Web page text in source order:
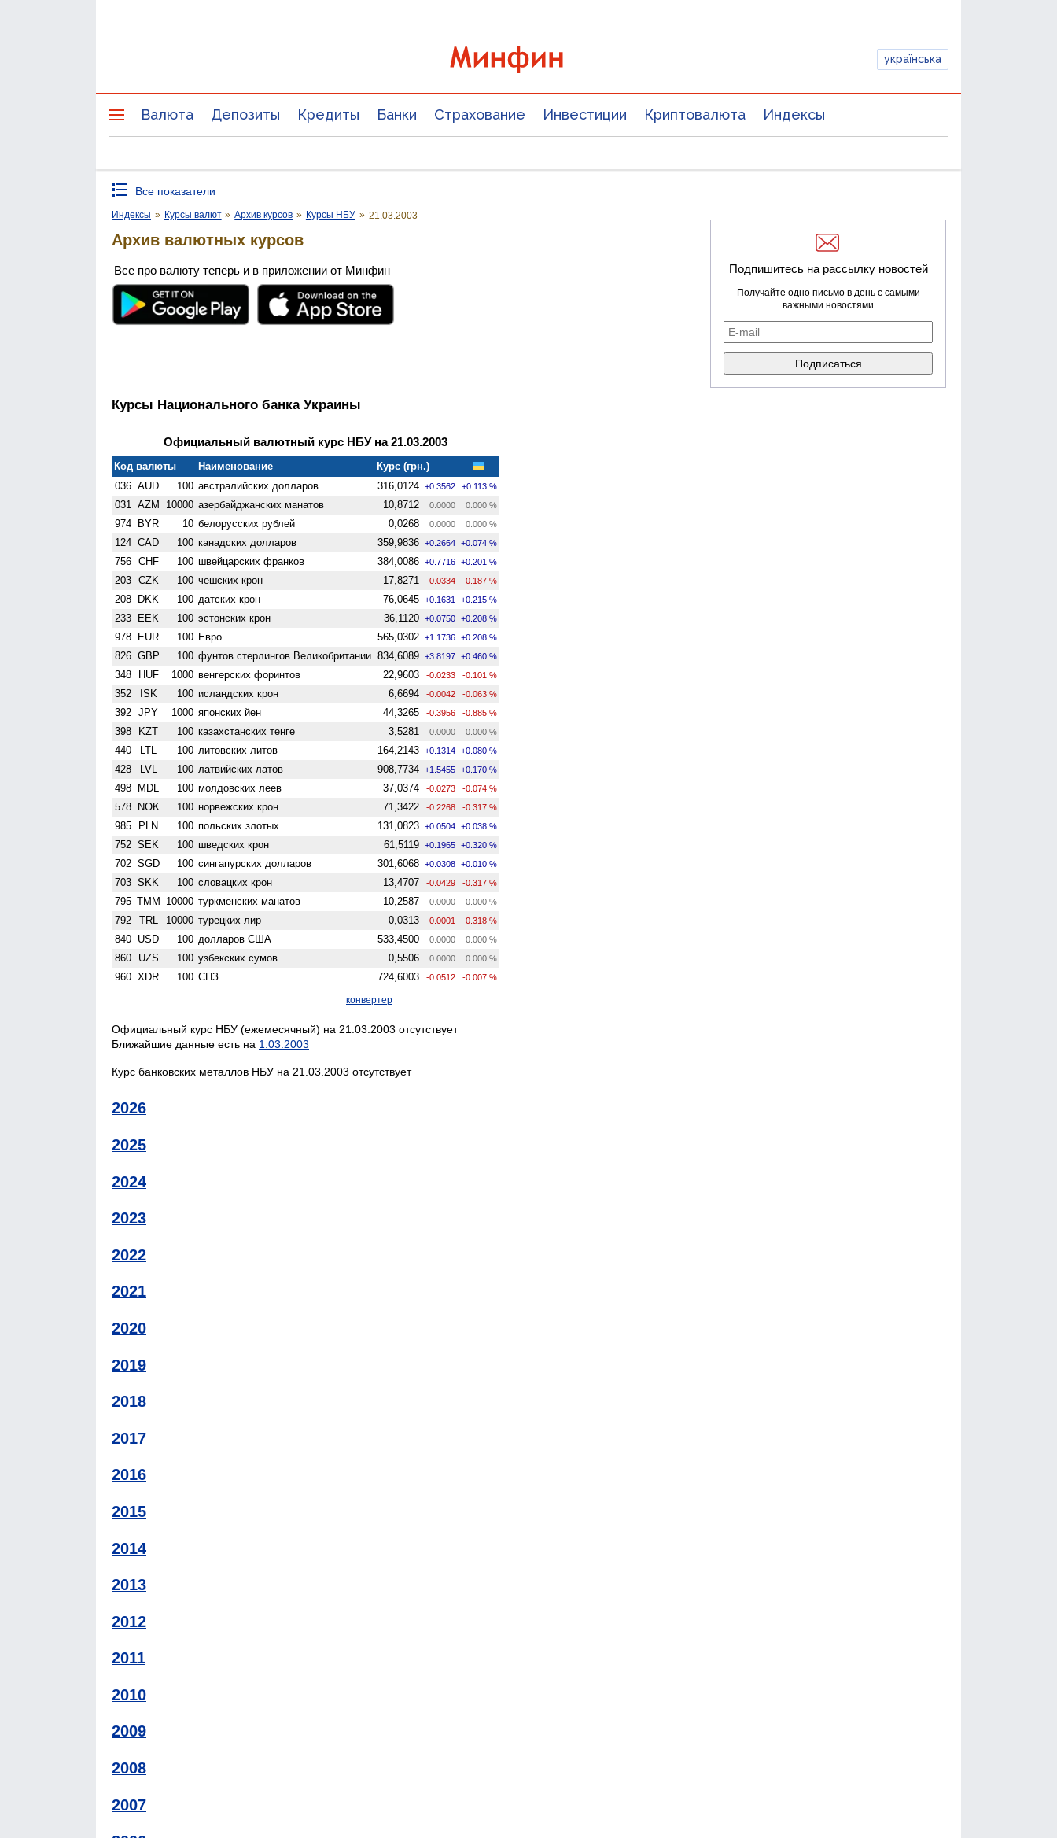
українська
Валюта Депозиты Кредиты Банки Страхование Инвестиции Криптовалюта Индексы
Все показатели
Индексы » Курсы валют » Архив курсов » Курсы НБУ » 21.03.2003
Архив валютных курсов
Все про валюту теперь и в приложении от Минфин
Курсы Национального банка Украины
Официальный валютный курс НБУ на 21.03.2003
Код валюты Наименование
Курс (грн.)
036 AUD 100 австралийских долларов 316,0124 +0.3562 +0.113 %
031 AZM 10000 азербайджанских манатов 10,8712 0.0000 0.000 %
974 BYR 10 белорусских рублей 0,0268 0.0000 0.000 %
124 CAD 100 канадских долларов 359,9836 +0.2664 +0.074 %
756 CHF 100 швейцарских франков 384,0086 +0.7716 +0.201 %
203 CZK 100 чешских крон 17,8271 -0.0334 -0.187 %
208 DKK 100 датских крон 76,0645 +0.1631 +0.215 %
233 EEK 100 эстонских крон 36,1120 +0.0750 +0.208 %
978 EUR 100 Евро 565,0302 +1.1736 +0.208 %
826 GBP 100 фунтов стерлингов Велико­британии 834,6089 +3.8197 +0.460 %
348 HUF 1000 венгерских форинтов 22,9603 -0.0233 -0.101 %
352 ISK 100 исландских крон 6,6694 -0.0042 -0.063 %
392 JPY 1000 японских йен 44,3265 -0.3956 -0.885 %
398 KZT 100 казахстанских тенге 3,5281 0.0000 0.000 %
440 LTL 100 литовских литов 164,2143 +0.1314 +0.080 %
428 LVL 100 латвийских латов 908,7734 +1.5455 +0.170 %
498 MDL 100 молдовских леев 37,0374 -0.0273 -0.074 %
578 NOK 100 норвежских крон 71,3422 -0.2268 -0.317 %
985 PLN 100 польских злотых 131,0823 +0.0504 +0.038 %
752 SEK 100 шведских крон 61,5119 +0.1965 +0.320 %
702 SGD 100 сингапурских долларов 301,6068 +0.0308 +0.010 %
703 SKK 100 словацких крон 13,4707 -0.0429 -0.317 %
795 TMM 10000 туркменских манатов 10,2587 0.0000 0.000 %
792 TRL 10000 турецких лир 0,0313 -0.0001 -0.318 %
840 USD 100 долларов США 533,4500 0.0000 0.000 %
860 UZS 100 узбекских сумов 0,5506 0.0000 0.000 %
960 XDR 100 СПЗ 724,6003 -0.0512 -0.007 %
конвертер
Официальный курс НБУ (ежемесячный) на 21.03.2003 отсутствует
Ближайшие данные есть на 1.03.2003
Курс банковских металлов НБУ на 21.03.2003 отсутствует
2026
2025
2024
2023
2022
2021
2020
2019
2018
2017
2016
2015
2014
2013
2012
2011
2010
2009
2008
2007
Подпишитесь на рассылку новостей
Получайте одно письмо в день с самыми
важными новостями